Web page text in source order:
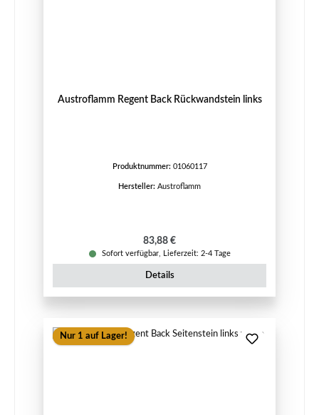
Austroflamm Regent Back Rückwandstein links
Produktnummer: 01060117
Hersteller: Austroflamm
Regulärer Preis:
83,88 €
Sofort verfügbar, Lieferzeit: 2-4 Tage
Details
Nur 1 auf Lager!